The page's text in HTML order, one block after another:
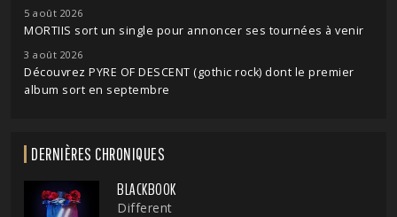
5 août 2026
MORTIIS sort un single pour annoncer ses tournées à venir
3 août 2026
Découvrez PYRE OF DESCENT (gothic rock) dont le premier
album sort en septembre
DERNIÈRES CHRONIQUES
BLACKBOOK
Different